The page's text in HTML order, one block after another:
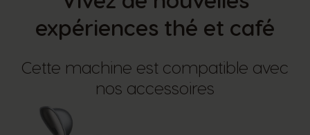
expériences thé et café
Cette machine est compatible avec
nos accessoires